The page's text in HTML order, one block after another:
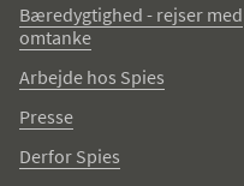
Bæredygtighed - rejser med
omtanke
Arbejde hos Spies
Presse
Derfor Spies